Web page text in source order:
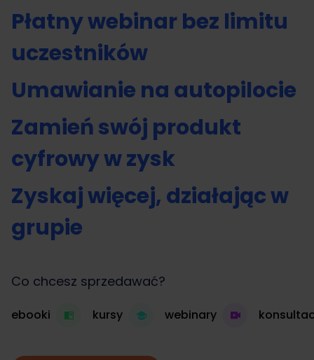
Płatny webinar bez limitu
uczestników
Umawianie na autopilocie
Zamień swój produkt
cyfrowy w zysk
Zyskaj więcej, działając w
grupie
Co chcesz sprzedawać?
ebooki kursy webinary